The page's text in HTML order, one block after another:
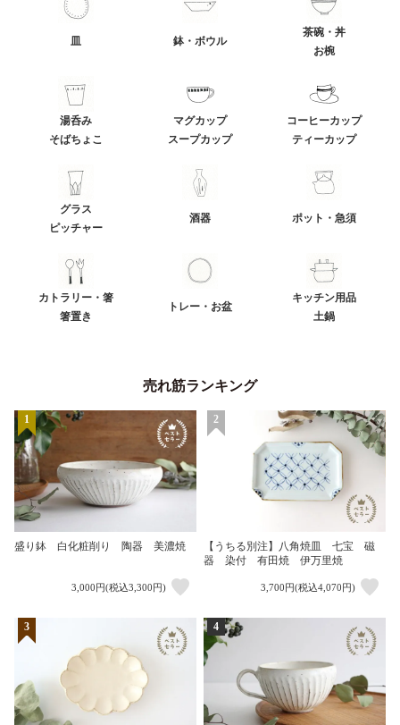
皿 鉢・ボウル
茶碗・丼
お椀
湯呑み
そばちょこ
マグカップ
スープカップ
コーヒーカップ
ティーカップ
グラス
ピッチャー
酒器 ポット・急須
カトラリー・箸
箸置き
トレー・お盆
キッチン用品
土鍋
売れ筋ランキング
1
盛り鉢 白化粧削り 陶器 美濃焼
3,000円(税込3,300円)
2
【うちる別注】八角焼皿 七宝 磁
器 染付 有田焼 伊万里焼
3,700円(税込4,070円)
3 4